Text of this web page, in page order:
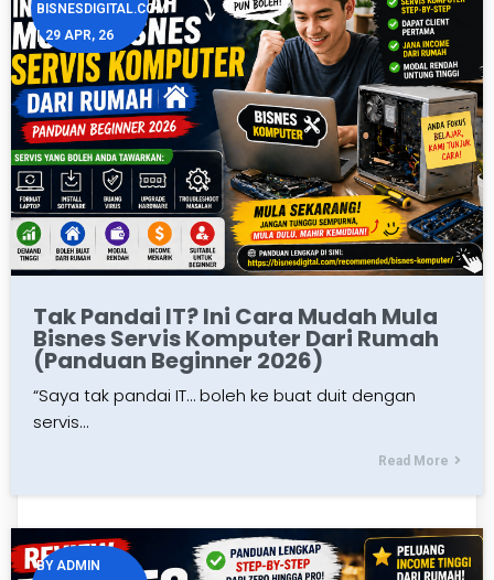
Tak Pandai IT? Ini Cara Mudah Mula
Bisnes Servis Komputer Dari Rumah
(Panduan Beginner 2026)
BISNESDIGITAL.COM
| 29 APR, 26
“Saya tak pandai IT… boleh ke buat duit dengan
servis…
Read More
BY ADMIN